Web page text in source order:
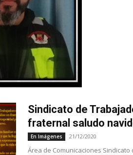
Sindicato de
fraternal saludo
En Imágenes 21/12/2020
Área de Comunicaciones